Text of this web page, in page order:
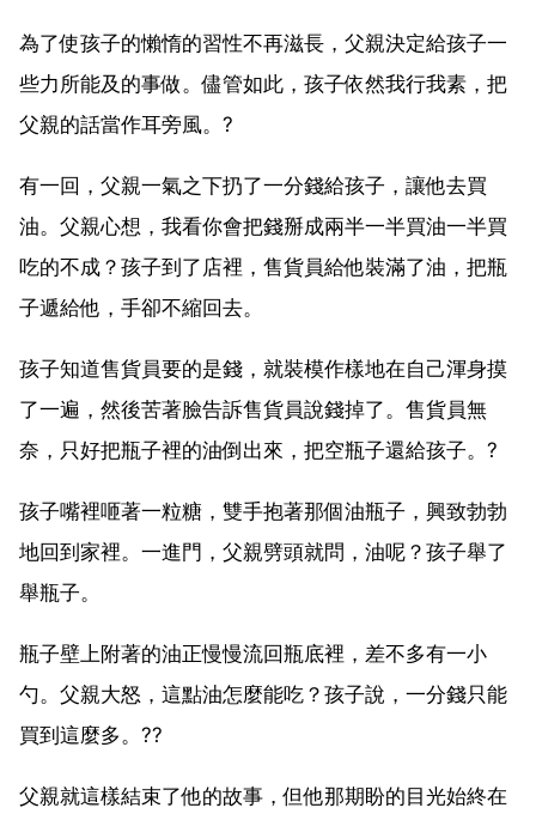
為了使孩子的懶惰的習性不再滋長，父親決定給孩子一
些力所能及的事做。儘管如此，孩子依然我行我素，把
父親的話當作耳旁風。?
有一回，父親一氣之下扔了一分錢給孩子，讓他去買
油。父親心想，我看你會把錢掰成兩半一半買油一半買
吃的不成？孩子到了店裡，售貨員給他裝滿了油，把瓶
子遞給他，手卻不縮回去。
孩子知道售貨員要的是錢，就裝模作樣地在自己渾身摸
了一遍，然後苦著臉告訴售貨員說錢掉了。售貨員無
奈，只好把瓶子裡的油倒出來，把空瓶子還給孩子。?
孩子嘴裡咂著一粒糖，雙手抱著那個油瓶子，興致勃勃
地回到家裡。一進門，父親劈頭就問，油呢？孩子舉了
舉瓶子。
瓶子壁上附著的油正慢慢流回瓶底裡，差不多有一小
勺。父親大怒，這點油怎麼能吃？孩子說，一分錢只能
買到這麼多。??
父親就這樣結束了他的故事，但他那期盼的目光始終在